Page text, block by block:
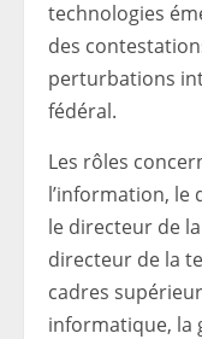
technologies
des
perturbations
fédéral.
Les rôles
l’information,
le directeur de
directeur de la
cadres
informatique, la